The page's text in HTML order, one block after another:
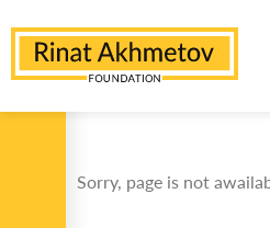
Sorry, page is not